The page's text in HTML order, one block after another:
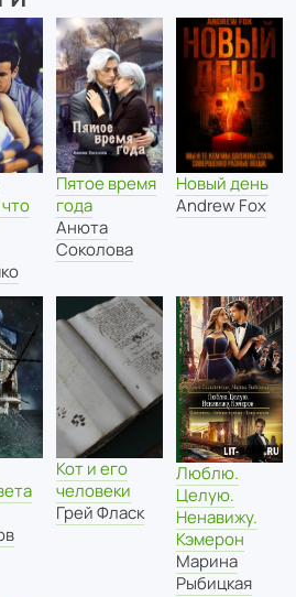
Пятое время
года
Анюта
Соколова
Новый день
Andrew Fox
Кот и его
человеки
Грей Фласк
Люблю.
Целую.
Ненавижу.
Кэмерон
Марина
Рыбицкая